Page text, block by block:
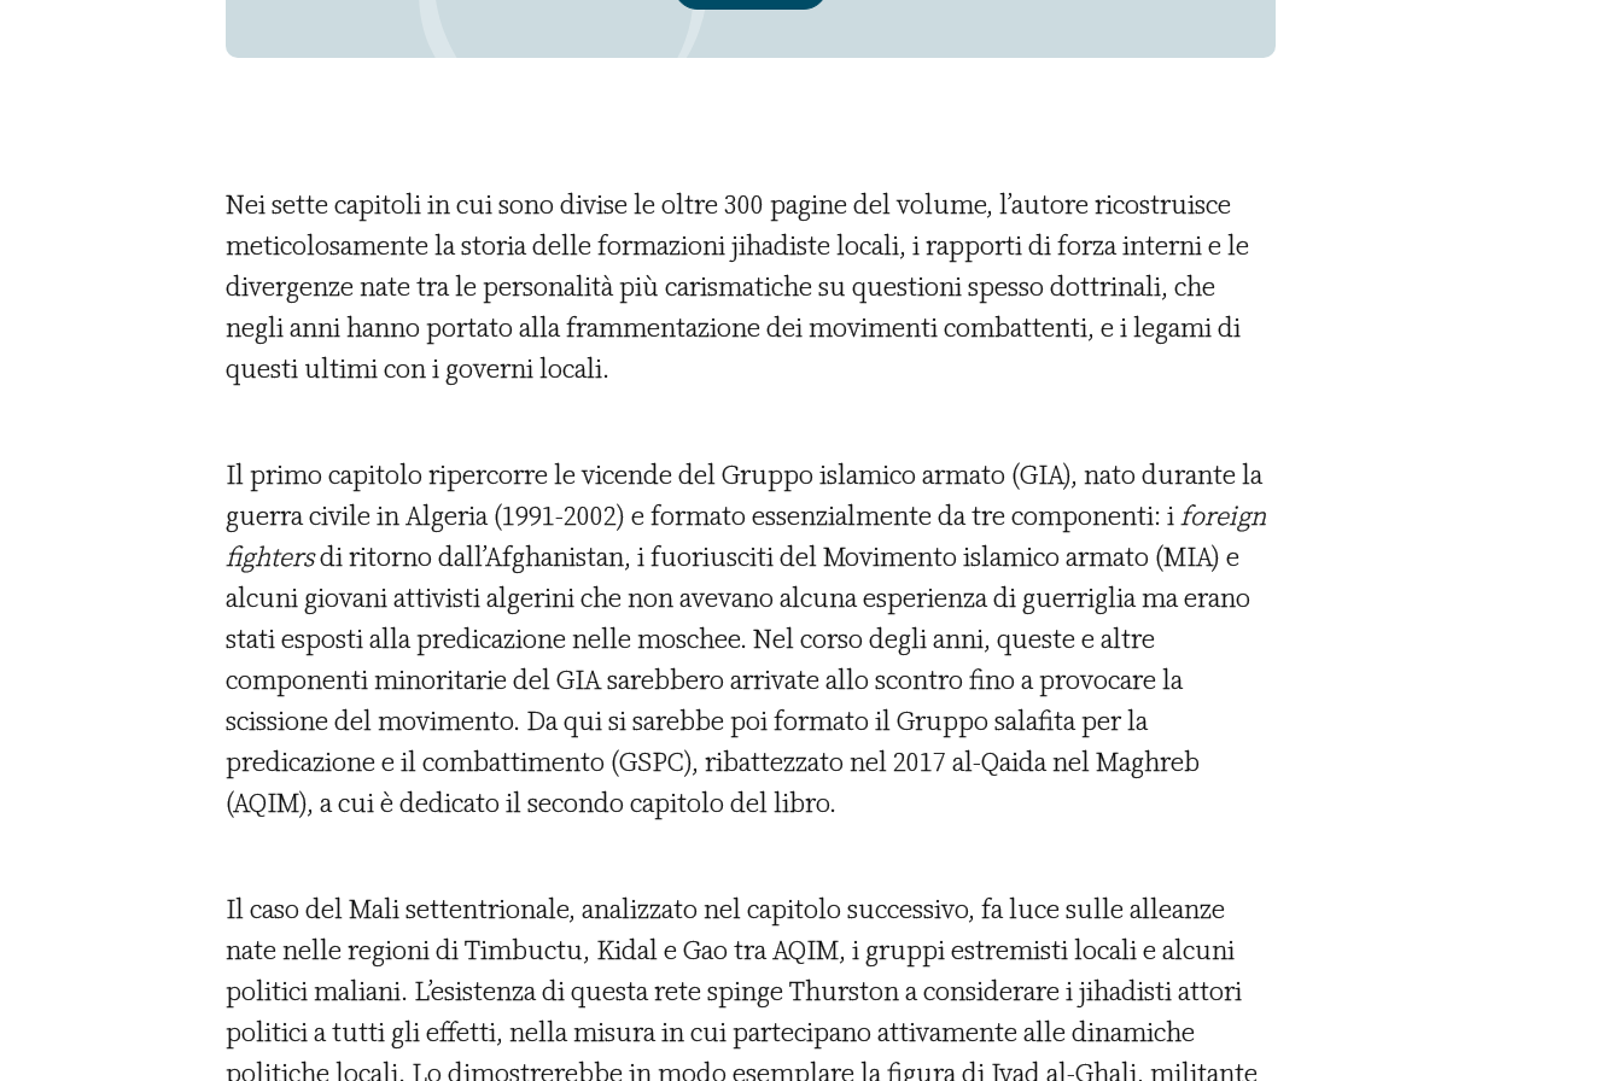
Nei sette capitoli in cui sono divise le oltre 300 pagine del volume, l’autore ricostruisce
meticolosamente la storia delle formazioni jihadiste locali, i rapporti di forza interni e le
divergenze nate tra le personalità più carismatiche su questioni spesso dottrinali, che
negli anni hanno portato alla frammentazione dei movimenti combattenti, e i legami di
questi ultimi con i governi locali.
Il primo capitolo ripercorre le vicende del Gruppo islamico armato (GIA), nato durante la
guerra civile in Algeria (1991-2002) e formato essenzialmente da tre componenti: iforeign
fightersdi ritorno dall’Afghanistan, i fuoriusciti del Movimento islamico armato (MIA) e
alcuni giovani attivisti algerini che non avevano alcuna esperienza di guerriglia ma erano
stati esposti alla predicazione nelle moschee. Nel corso degli anni, queste e altre
componenti minoritarie del GIA sarebbero arrivate allo scontro fino a provocare la
scissione del movimento. Da qui si sarebbe poi formato il Gruppo salafita per la
predicazione e il combattimento (GSPC), ribattezzato nel 2017 al-Qaida nel Maghreb
(AQIM), a cui è dedicato il secondo capitolo del libro.
Il caso del Mali settentrionale, analizzato nel capitolo successivo, fa luce sulle alleanze
nate nelle regioni di Timbuctu, Kidal e Gao tra AQIM, i gruppi estremisti locali e alcuni
politici maliani. L’esistenza di questa rete spinge Thurston a considerare i jihadisti attori
politici a tutti gli effetti, nella misura in cui partecipano attivamente alle dinamiche
politiche locali. Lo dimostrerebbe in modo esemplare la figura di Iyad al-Ghali, militante